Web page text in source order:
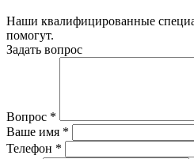
Наши квалифицированные
помогут.
Задать вопрос
Вопрос *
Ваше имя *
Телефон *